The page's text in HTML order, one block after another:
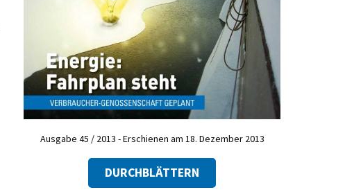
Ausgabe 45 / 2013 - Erschienen am 18. Dezember 2013
DURCHBLÄTTERN